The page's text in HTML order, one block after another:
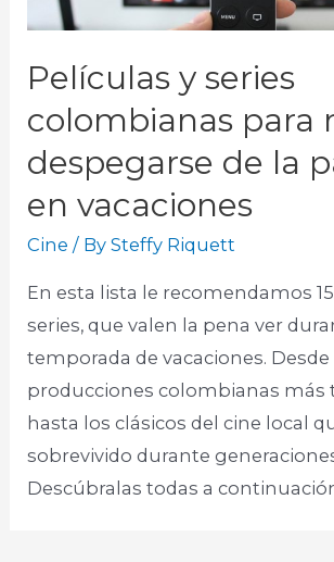
Películas y series
colombianas para
despegarse de la
en vacaciones
Cine / BySteffy Riquett
En esta lista le recomendamos
series, que valen la pena ver
temporada de vacaciones.
producciones colombianas más
hasta los clásicos del cine local
sobrevivido durante
Descúbralas todas a